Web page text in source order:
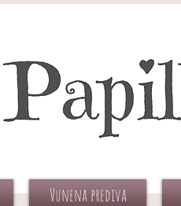
Vunena prediva